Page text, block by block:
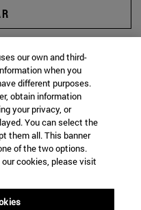
our own and third-
when you
different purposes.
obtain information
your privacy, or
You can select the
them all. This banner
of the two options.
cookies, please visit